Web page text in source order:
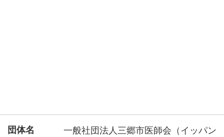
団体名
一般社団法人三郷市医師会（イッパン